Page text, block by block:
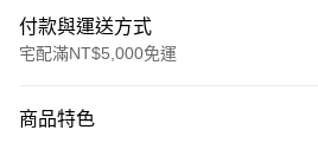
付款與運送方式
宅配滿NT$5,000免運
信用卡一次付款
商品特色